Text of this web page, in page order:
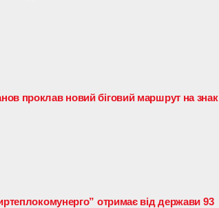
проклав новий біговий маршрут на знак
отримає від держави 93